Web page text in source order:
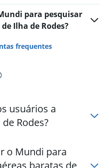
para pesquisar
Ilha de Rodes?
frequentes
usuários a
Rodes?
o Mundi para
baratas de